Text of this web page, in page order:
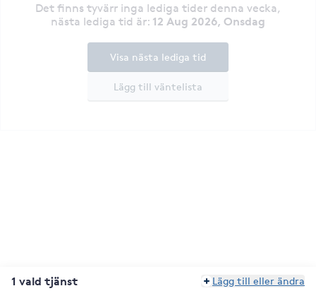
Det finns tyvärr inga lediga tider denna vecka,
nästa lediga tid är: 12 Aug 2026, Onsdag
Lägg till väntelista
Visa nästa lediga tid
1 vald tjänst Lägg till eller ändra